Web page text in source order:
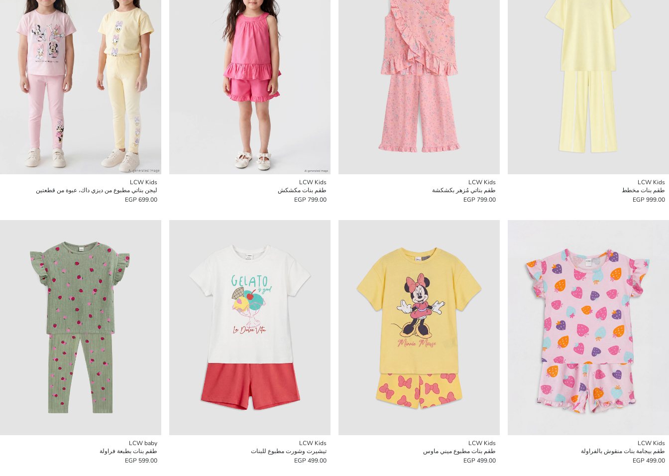
LCW Kids
طقم بنات مخطط
999.00 EGP
LCW Kids
طقم بناتي مُزهر بكشكشة
799.00 EGP
LCW Kids
طقم بنات مكشكش
799.00 EGP
LCW Kids
ليجن بناتي مطبوع من ديزي داك، عبوة من قطعتين
699.00 EGP
LCW Kids
طقم بيجامة بنات منقوش بالفراولة
499.00 EGP
LCW Kids
طقم بنات مطبوع ميني ماوس
499.00 EGP
LCW Kids
تيشيرت وشورت مطبوع للبنات
499.00 EGP
LCW baby
طقم بنات بطبعة فراولة
599.00 EGP